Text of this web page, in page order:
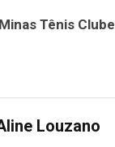
Tênis Clube
Louzano